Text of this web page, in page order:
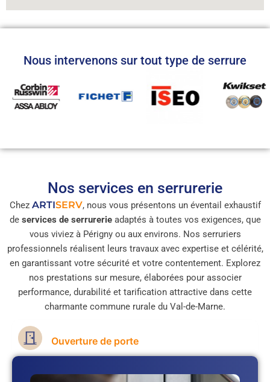
Nous intervenons sur tout type de serrure
Nos services en serrurerie
Chez ARTISERV, nous vous présentons un éventail exhaustif
de services de serrurerieadaptés à toutes vos exigences, que
vous viviez à Périgny ou aux environs. Nos serruriers
professionnels réalisent leurs travaux avec expertise et célérité,
en garantissant votre sécurité et votre contentement. Explorez
nos prestations sur mesure, élaborées pour associer
performance, durabilité et tarification attractive dans cette
charmante commune rurale du Val-de-Marne.
Ouverture de porte